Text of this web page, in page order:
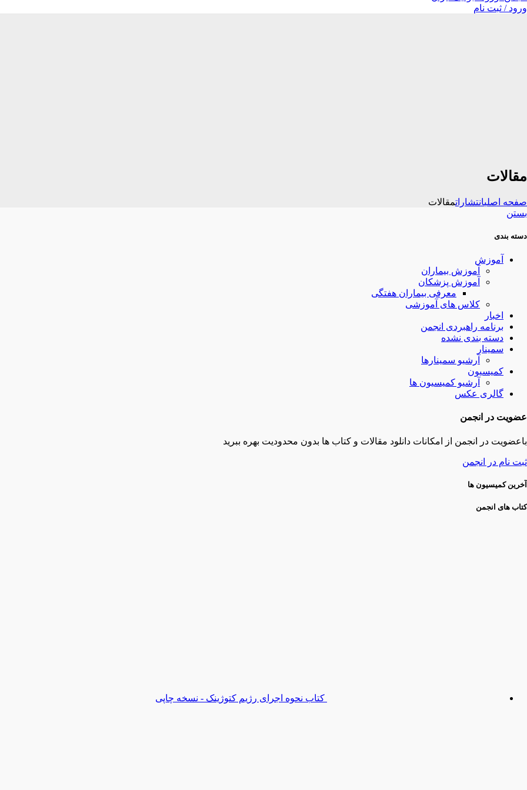
ورود / ثبت نام
مقالات
صفحه اصلیانتشاراتمقالات
بستن
دسته بندی
آموزش
آموزش بیماران
آموزش پزشکان
معرفی بیماران هفتگی
کلاس های آموزشی
اخبار
برنامه راهبردی انجمن
دسته بندی نشده
سمینار
آرشیو سمینارها
کمیسیون
آرشیو کمیسیون ها
گالری عکس
عضویت در انجمن
باعضویت در انجمن از امکانات دانلود مقالات و کتاب ها بدون محدودیت بهره ببرید
ثبت نام در انجمن
آخرین کمیسیون ها
کتاب های انجمن
کتاب نحوه اجرای رژیم کتوژینک - نسخه چاپی